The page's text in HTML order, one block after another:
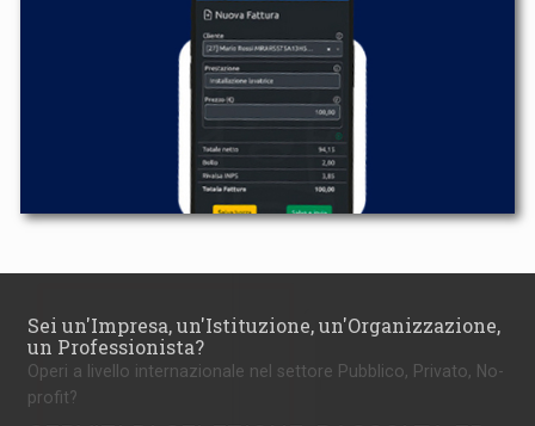
Sei un'Impresa, un'Istituzione, un'Organizzazione,
un Professionista?
Operi a livello internazionale nel settore Pubblico, Privato, No-
profit?